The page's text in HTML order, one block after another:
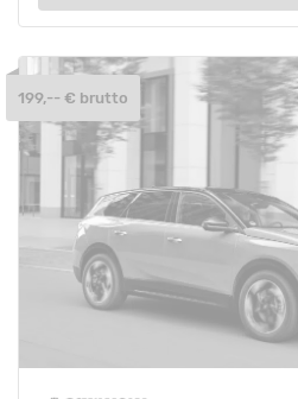
199,-- € brutto